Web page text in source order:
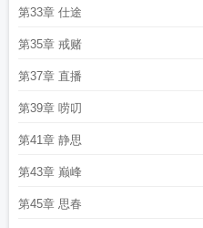
第33章 仕途
第35章 戒赌
第37章 直播
第39章 唠叨
第41章 静思
第43章 巅峰
第45章 思春